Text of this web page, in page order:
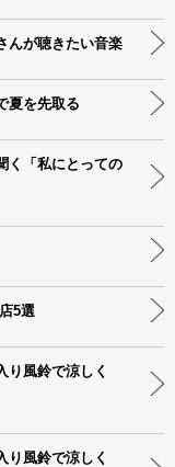
んが聴きたい音楽
夏を先取る
く「私にとっての
5選
り風鈴で涼しく
り風鈴で涼しく